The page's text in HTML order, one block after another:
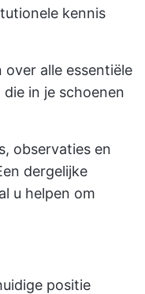
kennis
alle essentiële
in je schoenen
observaties en
dergelijke
u helpen om
positie